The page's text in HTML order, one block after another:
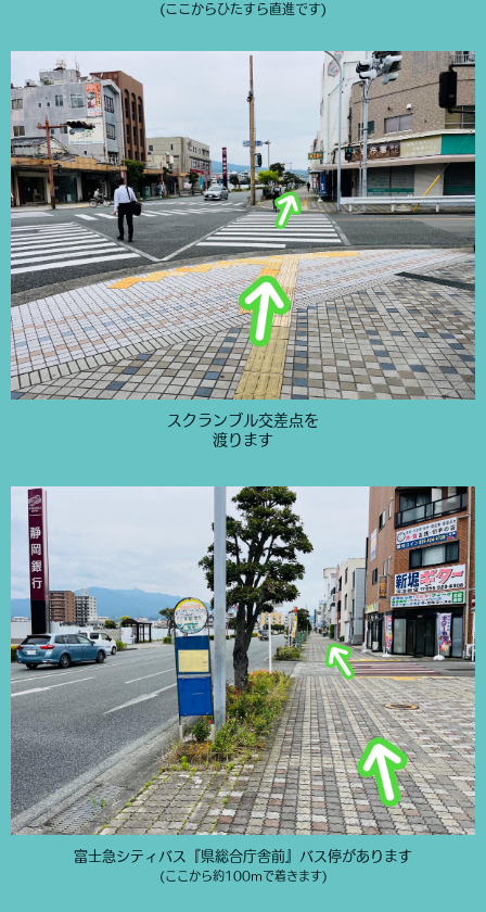
(ここからひたすら直進です)
スクランブル交差点を
渡ります
富士急シティバス『県総合庁舎前』バス停があります
(ここから約100mで着きます)